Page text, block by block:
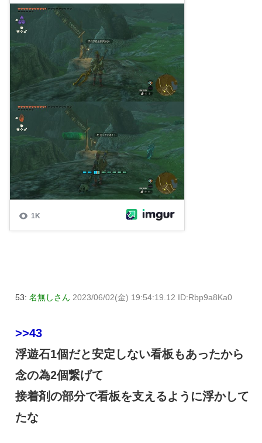
53: 名無しさん 2023/06/02(金) 19:54:19.12 ID:Rbp9a8Ka0
>>43
浮遊石1個だと安定しない看板もあったから
念の為2個繋げて
接着剤の部分で看板を支えるように浮かして
たな